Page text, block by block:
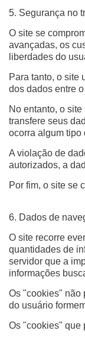
5. Segurança no
O site se
avançadas, os
liberdades do
Para tanto, o site
dos dados entre
No entanto, o
transfere seus
ocorra algum tipo
A violação de
autorizados, a
Por fim, o site se
6. Dados de
O site recorre
quantidades de
servidor que a
informações
Os "cookies" não
do usuário
Os "cookies" que